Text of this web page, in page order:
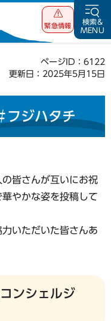
緊急情報
検索&
MENU
ページID：6122
更新日：2025年5月15日
フジハタチ
皆さんが互いにお祝
やかな姿を投稿して
いただいた皆さんあ
ンシェルジ